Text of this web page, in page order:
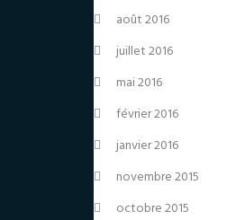
août 2016
juillet 2016
mai 2016
février 2016
janvier 2016
novembre 2015
octobre 2015